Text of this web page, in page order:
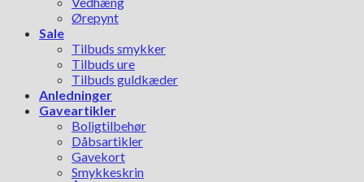
Ørepynt
Sale
Tilbuds smykker
Tilbuds ure
Tilbuds guldkæder
Anledninger
Gaveartikler
Boligtilbehør
Dåbsartikler
Gavekort
Smykkeskrin